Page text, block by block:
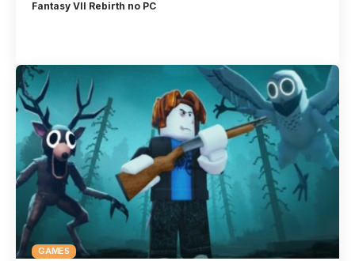
Fantasy VII Rebirth no PC
GAMES